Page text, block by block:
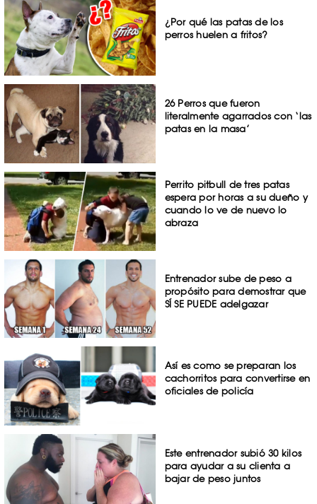
¿Por qué las patas de los
perros huelen a fritos?
26 Perros que fueron
literalmente agarrados con ‘las
patas en la masa’
Perrito pitbull de tres patas
espera por horas a su dueño y
cuando lo ve de nuevo lo
abraza
Entrenador sube de peso a
propósito para demostrar que
SÍ SE PUEDE adelgazar
Así es como se preparan los
cachorritos para convertirse en
oficiales de policía
Este entrenador subió 30 kilos
para ayudar a su clienta a
bajar de peso juntos